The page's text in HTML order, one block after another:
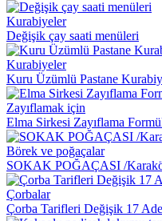
Kurabiyeler
Değişik çay saati menüleri
Kurabiyeler
Kuru Üzümlü Pastane
Zayıflamak için
Elma Sirkesi Zayıflama
Börek ve poğaçalar
SOKAK POĞAÇASI /
Çorbalar
Çorba Tarifleri Değişik 17